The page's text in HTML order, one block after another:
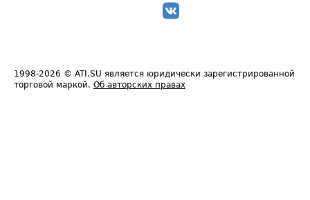
1998-2026 © ATI.SU является юридически зарегистрированной
торговой маркой. Об авторских правах